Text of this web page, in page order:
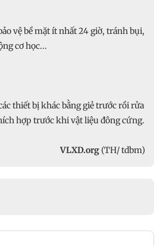
vệ bề mặt ít nhất 24 giờ, tránh bụi,
cơ học...
thiết bị khác bằng giẻ trước rồi rửa
hợp trước khi vật liệu đông cứng.
VLXD.org (TH/ tdbm)